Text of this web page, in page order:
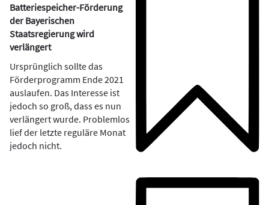
Batteriespeicher-Förderung
der Bayerischen
Staatsregierung wird
verlängert
Ursprünglich sollte das
Förderprogramm Ende 2021
auslaufen. Das Interesse ist
jedoch so groß, dass es nun
verlängert wurde. Problemlos
lief der letzte reguläre Monat
jedoch nicht.